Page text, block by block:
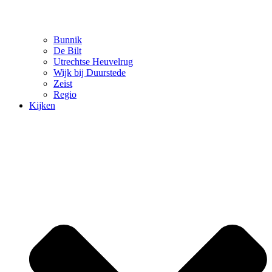
Bunnik
De Bilt
Utrechtse Heuvelrug
Wijk bij Duurstede
Zeist
Regio
Kijken